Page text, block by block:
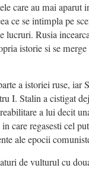
care au mai aparut
ce se intimpla pe
Rusia
istorie si se
a istoriei ruse, iar
I. Stalin a cistigat
a lui decit
care regasesti cel
ale epocii
de vulturul cu